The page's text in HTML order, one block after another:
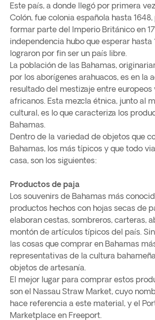
Este país, a donde llegó por primera
Colón, fue colonia española hasta 1648,
formar parte del Imperio Británico en
independencia hubo que esperar hasta
lograron por fin ser un país libre.
La población de las Bahamas,
por los aborígenes arahuacos, es en la
resultado del mestizaje entre europeos
africanos. Esta mezcla étnica, junto al
cultural, es lo que caracteriza los
Bahamas.
Dentro de la variedad de objetos que
Bahamas, los más típicos y que todo
casa, son los siguientes:
Productos de paja
Los souvenirs de Bahamas más
productos hechos con hojas secas de
elaboran cestas, sombreros, carteras,
montón de artículos típicos del país.
las cosas que comprar en Bahamas
representativas de la cultura
objetos de artesanía.
El mejor lugar para comprar estos
son el Nassau Straw Market, cuyo
hace referencia a este material, y el
Marketplace en Freeport.